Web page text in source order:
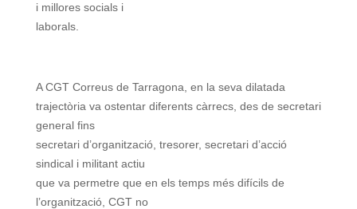
i millores socials i
laborals.
A CGT Correus de Tarragona, en la seva dilatada
trajectòria va ostentar diferents càrrecs, des de secretari
general fins
secretari d’organització, tresorer, secretari d’acció
sindical i militant actiu
que va permetre que en els temps més difícils de
l’organització, CGT no